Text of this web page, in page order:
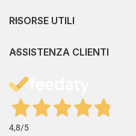
RISORSE UTILI
ASSISTENZA CLIENTI
4,8/5